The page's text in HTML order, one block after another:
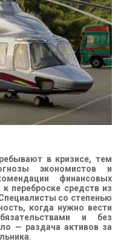
в кризисе, тем
экономистов и
финансовых
переброске средств из
со степенью
когда нужно вести
и без
— раздача активов за